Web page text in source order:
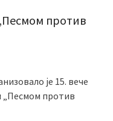
против
је 15. вече
„Песмом против